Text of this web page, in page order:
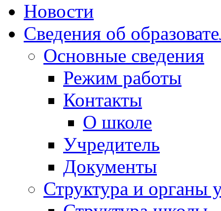
Новости
Сведения об
Основные сведения
Режим работы
Контакты
О школе
Учредитель
Документы
Структура и органы